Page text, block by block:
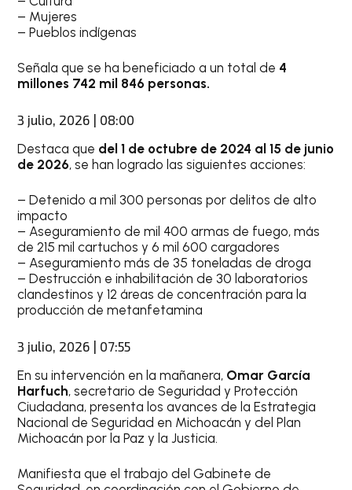
– Mujeres
– Pueblos indígenas
Señala que se ha beneficiado a un total de 4
millones 742 mil 846 personas.
3 julio, 2026 | 08:00
Destaca que del 1 de octubre de 2024 al 15 de junio
de 2026, se han logrado las siguientes acciones:
– Detenido a mil 300 personas por delitos de alto
impacto
– Aseguramiento de mil 400 armas de fuego, más
de 215 mil cartuchos y 6 mil 600 cargadores
– Aseguramiento más de 35 toneladas de droga
– Destrucción e inhabilitación de 30 laboratorios
clandestinos y 12 áreas de concentración para la
producción de metanfetamina
3 julio, 2026 | 07:55
En su intervención en la mañanera, Omar García
Harfuch, secretario de Seguridad y Protección
Ciudadana, presenta los avances de la Estrategia
Nacional de Seguridad en Michoacán y del Plan
Michoacán por la Paz y la Justicia.
Manifiesta que el trabajo del Gabinete de